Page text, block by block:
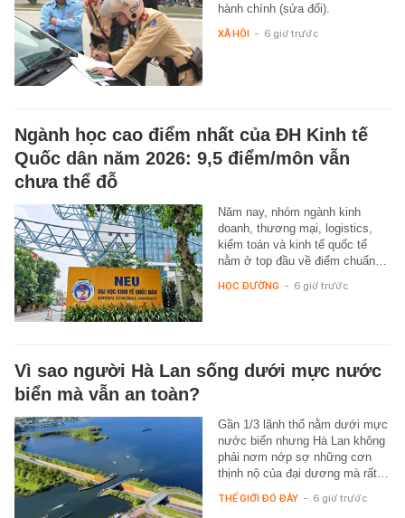
hành chính (sửa đổi).
XÃ HỘI - 6 giờ trước
Ngành học cao điểm nhất của ĐH Kinh tế
Quốc dân năm 2026: 9,5 điểm/môn vẫn
chưa thể đỗ
Năm nay, nhóm ngành kinh
doanh, thương mại, logistics,
kiểm toán và kinh tế quốc tế
nằm ở top đầu về điểm chuẩn…
HỌC ĐƯỜNG - 6 giờ trước
Vì sao người Hà Lan sống dưới mực nước
biển mà vẫn an toàn?
Gần 1/3 lãnh thổ nằm dưới mực
nước biển nhưng Hà Lan không
phải nơm nớp sợ những cơn
thịnh nộ của đại dương mà rất…
THẾ GIỚI ĐÓ ĐÂY - 6 giờ trước